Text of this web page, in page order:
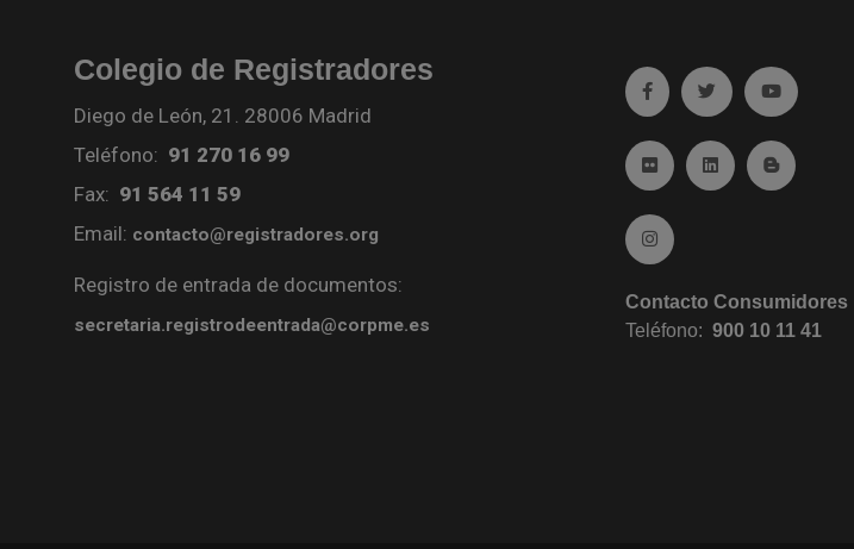
Colegio de Registradores
Diego de León, 21. 28006 Madrid
Teléfono: 91 270 16 99
Fax: 91 564 11 59
Email: contacto@registradores.org
Registro de entrada de documentos:
secretaria.registrodeentrada@corpme.es
Ir a facebook (abre en
Ir a twitter (abre
Ir a
Ir a Flickr (abre en
Ir a LinkedinIr al Blog
Ir a Instagram (abre en
Contacto Consumidores
Teléfono:900 10 11 41